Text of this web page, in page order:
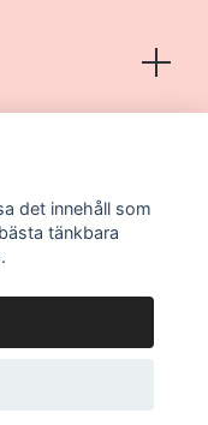
det innehåll som
tänkbara